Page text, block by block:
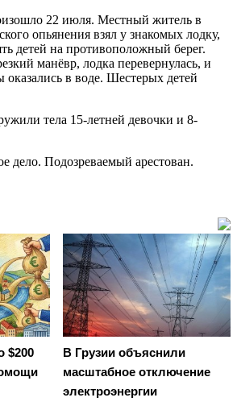
22 июля. Местный житель в
опьянения взял у знакомых лодку,
детей на противоположный берег.
манёвр, лодка перевернулась, и
оказались в воде. Шестерых детей
тела 15-летней девочки и 8-
дело. Подозреваемый арестован.
$200
В Грузии объяснили
масштабное отключение
электроэнергии